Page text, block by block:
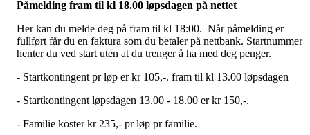
Påmelding fram til kl 18.00 løpsdagen på nettet
Her kan du melde deg på fram til kl 18:00. Når påmelding er
fullført får du en faktura som du betaler på nettbank. Startnummer
henter du ved start uten at du trenger å ha med deg penger.
- Startkontingent pr løp er kr 105,-. fram til kl 13.00 løpsdagen
- Startkontingent løpsdagen 13.00 - 18.00 er kr 150,-.
- Familie koster kr 235,- pr løp pr familie.